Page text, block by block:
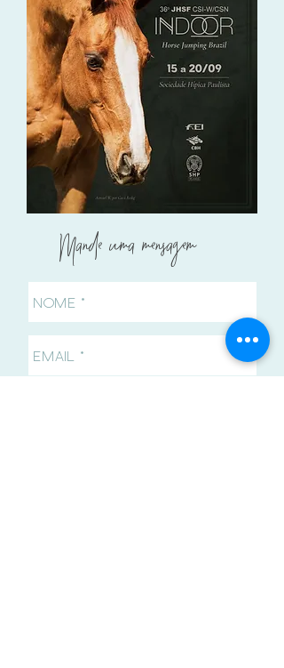
Mande uma mensagem